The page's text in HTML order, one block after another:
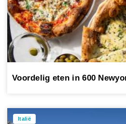
Voordelig eten in 600
Italië